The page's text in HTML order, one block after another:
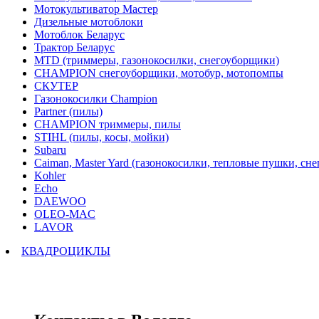
Мотокультиватор Мастер
Дизельные мотоблоки
Мотоблок Беларус
Трактор Беларус
MTD (триммеры, газонокосилки, снегоуборщики)
CHAMPION снегоуборщики, мотобур, мотопомпы
СКУТЕР
Газонокосилки Champion
Partner (пилы)
CHAMPION триммеры, пилы
STIHL (пилы, косы, мойки)
Subaru
Caiman, Master Yard (газонокосилки, тепловые пушки,
Kohler
Echo
DAEWOO
OLEO-MAC
LAVOR
КВАДРОЦИКЛЫ